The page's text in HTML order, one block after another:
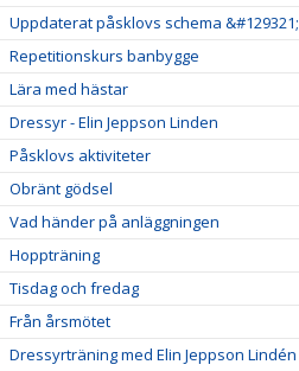
Uppdaterat påsklovs schema &#129321;
Repetitionskurs banbygge
Lära med hästar
Dressyr - Elin Jeppson Linden
Påsklovs aktiviteter
Obränt gödsel
Vad händer på anläggningen
Hoppträning
Tisdag och fredag
Från årsmötet
Dressyrträning med Elin Jeppson Lindén